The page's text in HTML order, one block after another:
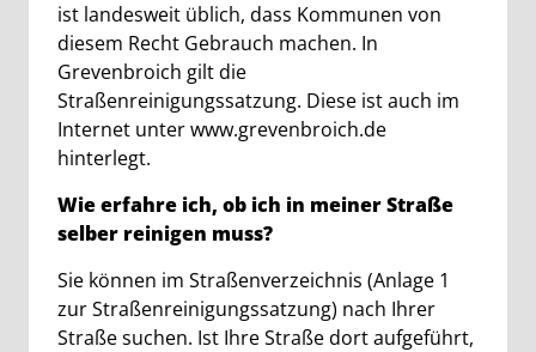
ist landesweit üblich, dass Kommunen von
diesem Recht Gebrauch machen. In
Grevenbroich gilt die
Straßenreinigungssatzung. Diese ist auch im
Internet unter www.grevenbroich.de
hinterlegt.
Wie erfahre ich, ob ich in meiner Straße
selber reinigen muss?
Sie können im Straßenverzeichnis (Anlage 1
zur Straßenreinigungssatzung) nach Ihrer
Straße suchen. Ist Ihre Straße dort aufgeführt,